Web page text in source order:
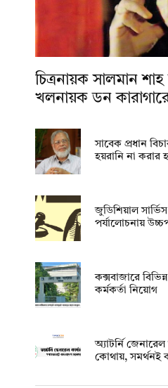
চিত্রনায়ক সালমান
খলনায়ক ডন
সাবেক প্রধান
হয়রানি না করার
জুডিশিয়াল
পর্যালোচনায়
কক্সবাজারে
কর্মকর্তা নিয়োগ
অ্যাটর্নি
কোথায়, সমর্থনই